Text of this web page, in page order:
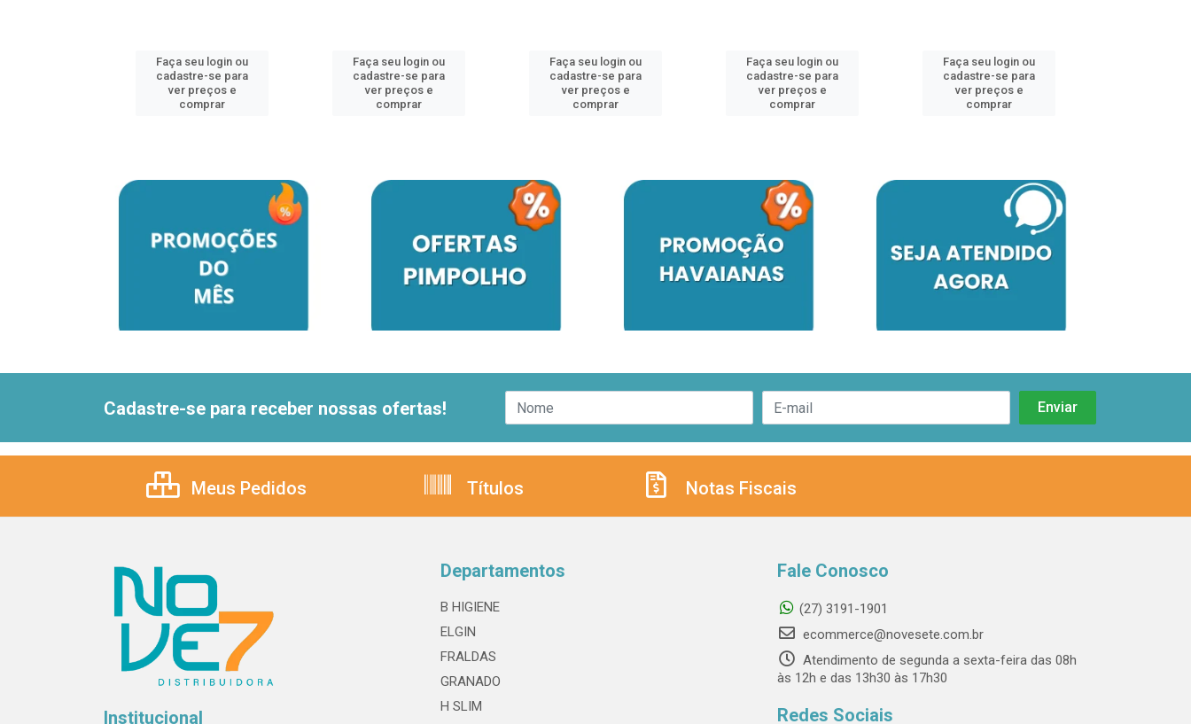
Faça seu login ou
cadastre-se para
ver preços e
comprar
Faça seu login ou
cadastre-se para
ver preços e
comprar
Faça seu login ou
cadastre-se para
ver preços e
comprar
Faça seu login ou
cadastre-se para
ver preços e
comprar
Faça seu login ou
cadastre-se para
ver preços e
comprar
Cadastre-se para receber nossas ofertas!
Meus Pedidos Títulos Notas Fiscais
Institucional
Departamentos
B HIGIENE
ELGIN
FRALDAS
GRANADO
H SLIM
Fale Conosco
(27) 3191-1901
ecommerce@novesete.com.br
Atendimento de segunda a sexta-feira das 08h
às 12h e das 13h30 às 17h30
Redes Sociais